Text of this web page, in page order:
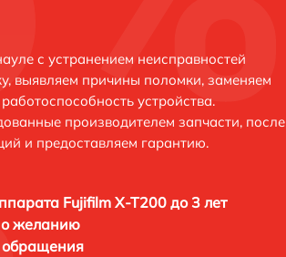
с устранением неисправностей
выявляем причины поломки, заменяем
устройства.
производителем запчасти, после
и предоставляем гарантию.
Fujifilm X-T200 до 3 лет
желанию
обращения